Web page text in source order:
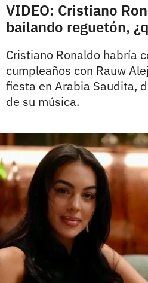
VIDEO: Cristiano
bailando reguetón,
Cristiano Ronaldo habría
cumpleaños con Rauw
fiesta en Arabia Saudita,
de su música.